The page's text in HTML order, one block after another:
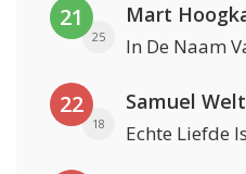
21
25
Mart
In De Naam
22
18
Samuel
Echte Liefde